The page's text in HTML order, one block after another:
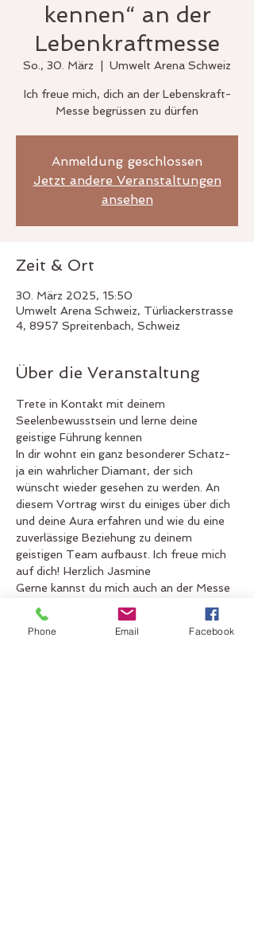
kennen“ an der
Lebenkraftmesse
So., 30. März Umwelt Arena Schweiz
Ich freue mich, dich an der Lebenskraft-
Messe begrüssen zu dürfen
Anmeldung geschlossen
Jetzt andere Veranstaltungen
ansehen
Zeit & Ort
30. März 2025, 15:50
Umwelt Arena Schweiz, Türliackerstrasse
4, 8957 Spreitenbach, Schweiz
Über die Veranstaltung
Trete in Kontakt mit deinem
Seelenbewusstsein und lerne deine
geistige Führung kennen
In dir wohnt ein ganz besonderer Schatz-
ja ein wahrlicher Diamant, der sich
wünscht wieder gesehen zu werden. An
diesem Vortrag wirst du einiges über dich
und deine Aura erfahren und wie du eine
zuverlässige Beziehung zu deinem
geistigen Team aufbaust. Ich freue mich
auf dich! Herzlich Jasmine
Gerne kannst du mich auch an der Messe
besuchen, ich bin vom 29.3-30.3 als
Austeller anwesend und werde über
meine Tätigkeit und meine Ausbildungen
Phone Email Facebook